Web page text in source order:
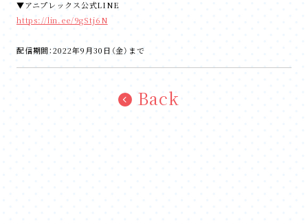
▼アニプレックス公式LINE
https://lin.ee/9gStj6N
配信期間：2022年9月30日（金）まで
Back